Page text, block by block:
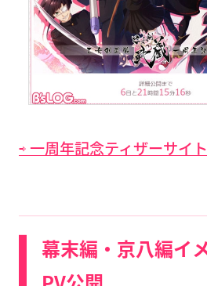
⇨ 一周年記念ティザーサイ
幕末編・京八編イ